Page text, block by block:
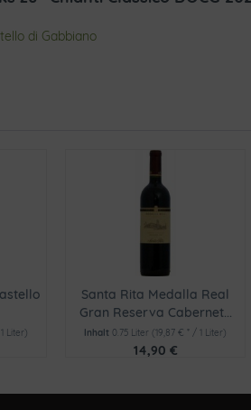
di Gabbiano
Liter)
Santa Rita Medalla Real
Gran Reserva Cabernet...
Inhalt 0.75 Liter (19,87 € * / 1 Liter)
14,90 €